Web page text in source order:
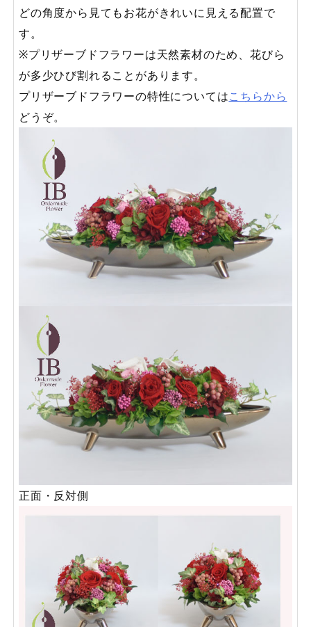
どの角度から見てもお花がきれいに見える配置で
す。
※プリザーブドフラワーは天然素材のため、花びら
が多少ひび割れることがあります。
プリザーブドフラワーの特性についてはこちらから
どうぞ。
正面・反対側